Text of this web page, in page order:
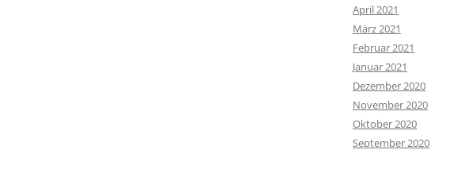
April 2021
März 2021
Februar 2021
Januar 2021
Dezember 2020
November 2020
Oktober 2020
September 2020